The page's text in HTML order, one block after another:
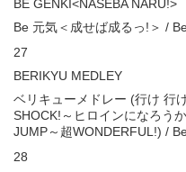
BE GENKI<NASEBA NARU!>
Be 元気＜成せば成るっ!＞ /
27
BERIKYU MEDLEY
ベリキューメドレー (行け 行
SHOCK!～ヒロインになろう
JUMP～超WONDERFUL!) /
28